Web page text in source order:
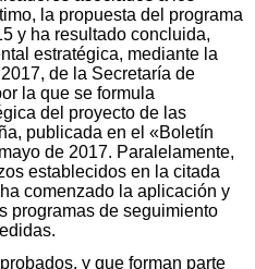
la propuesta del programa
y ha resultado concluida,
estratégica, mediante la
de la Secretaría de
la que se formula
del proyecto de las
publicada en el «Boletín
de 2017. Paralelamente,
establecidos en la citada
comenzado la aplicación y
programas de seguimiento
y que forman parte